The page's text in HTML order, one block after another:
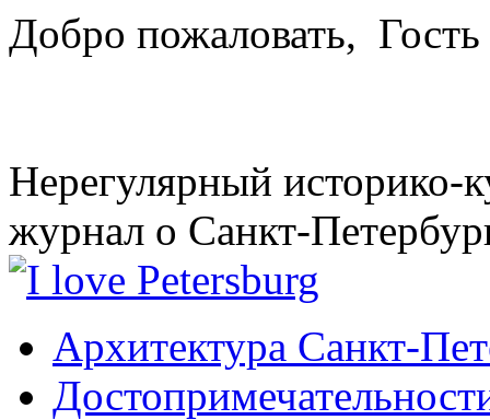
Добро пожаловать, Гость
Нерегулярный историко-
журнал о Санкт-
Архитектура Санкт-